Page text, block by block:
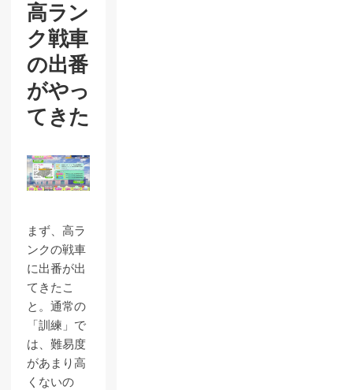
高ラン
ク戦車
の出番
がやっ
てきた
まず、高ラ
ンクの戦車
に出番が出
てきたこ
と。通常の
「訓練」で
は、難易度
があまり高
くないの